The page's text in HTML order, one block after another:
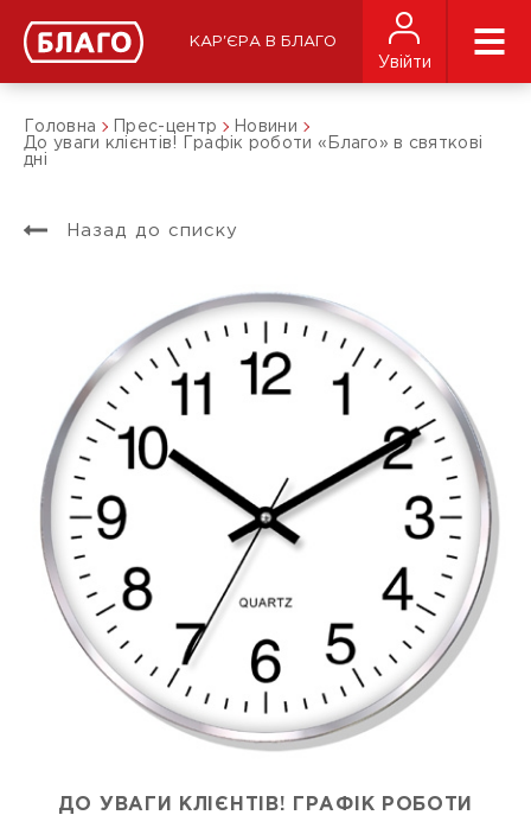
КАР'ЄРА В БЛАГО
Увійти
Головна Прес-центр
Новини
До уваги клієнтів! Графік роботи «Благо» в святкові
дні
Назад до списку
ДО УВАГИ КЛІЄНТІВ! ГРАФІК РОБОТИ